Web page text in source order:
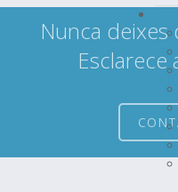
Nunca
Esclarece